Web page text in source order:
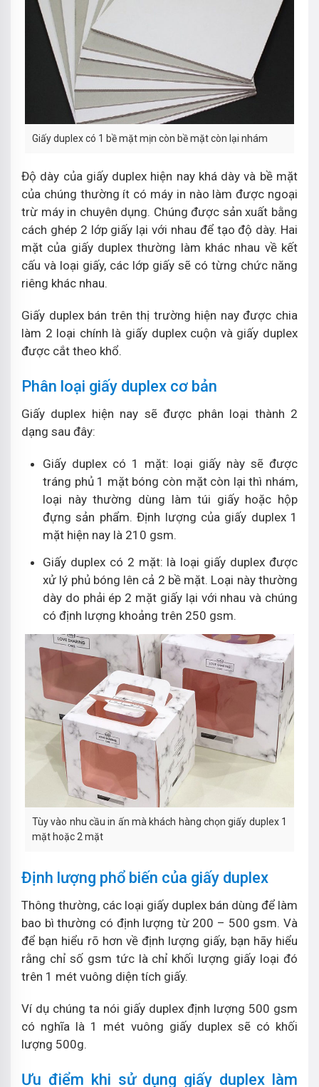
Giấy duplex có 1 bề mặt mịn còn bề mặt còn lại nhám
Độ dày của giấy duplex hiện nay khá dày và bề mặt
của chúng thường ít có máy in nào làm được ngoại
trừ máy in chuyên dụng. Chúng được sản xuất bằng
cách ghép 2 lớp giấy lại với nhau để tạo độ dày. Hai
mặt của giấy duplex thường làm khác nhau về kết
cấu và loại giấy, các lớp giấy sẽ có từng chức năng
riêng khác nhau.
Giấy duplex bán trên thị trường hiện nay được chia
làm 2 loại chính là giấy duplex cuộn và giấy duplex
được cắt theo khổ.
Phân loại giấy duplex cơ bản
Giấy duplex hiện nay sẽ được phân loại thành 2
dạng sau đây:
Giấy duplex có 1 mặt: loại giấy này sẽ được
tráng phủ 1 mặt bóng còn mặt còn lại thì nhám,
loại này thường dùng làm túi giấy hoặc hộp
đựng sản phẩm. Định lượng của giấy duplex 1
mặt hiện nay là 210 gsm.
Giấy duplex có 2 mặt: là loại giấy duplex được
xử lý phủ bóng lên cả 2 bề mặt. Loại này thường
dày do phải ép 2 mặt giấy lại với nhau và chúng
có định lượng khoảng trên 250 gsm.
Tùy vào nhu cầu in ấn mà khách hàng chọn giấy duplex 1
mặt hoặc 2 mặt
Định lượng phổ biến của giấy duplex
Thông thường, các loại giấy duplex bán dùng để làm
bao bì thường có định lượng từ 200 – 500 gsm. Và
để bạn hiểu rõ hơn về định lượng giấy, bạn hãy hiểu
rằng chỉ số gsm tức là chỉ khối lượng giấy loại đó
trên 1 mét vuông diện tích giấy.
Ví dụ chúng ta nói giấy duplex định lượng 500 gsm
có nghĩa là 1 mét vuông giấy duplex sẽ có khối
lượng 500g.
Ưu điểm khi sử dụng giấy duplex làm